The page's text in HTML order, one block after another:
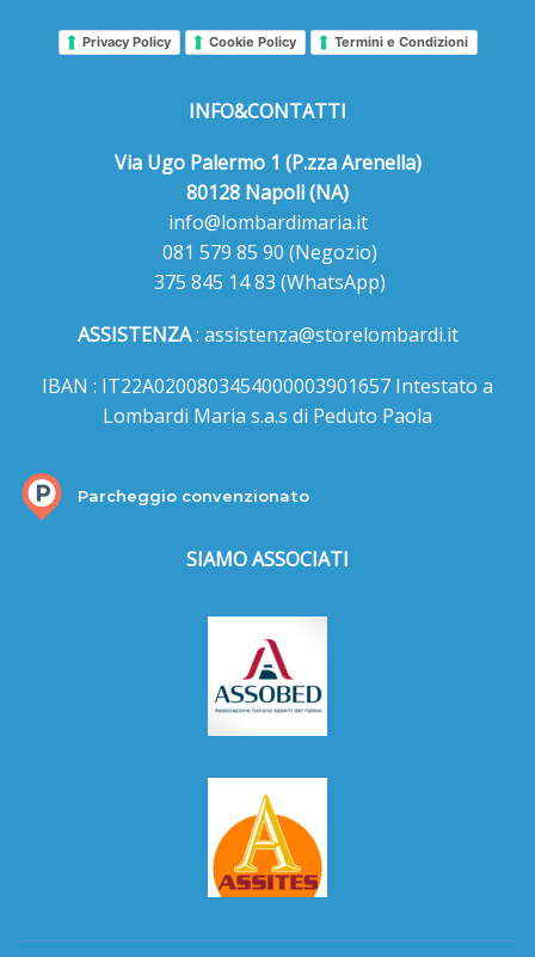
Privacy Policy Cookie Policy Termini e Condizioni
INFO&CONTATTI
Via Ugo Palermo 1 (P.zza Arenella)
80128 Napoli (NA)
info@lombardimaria.it
081 579 85 90 (Negozio)
375 845 14 83 (WhatsApp)
ASSISTENZA: assistenza@storelombardi.it
IBAN : IT22A0200803454000003901657 Intestato a
Lombardi Maria s.a.s di Peduto Paola
Parcheggio convenzionato
SIAMO ASSOCIATI